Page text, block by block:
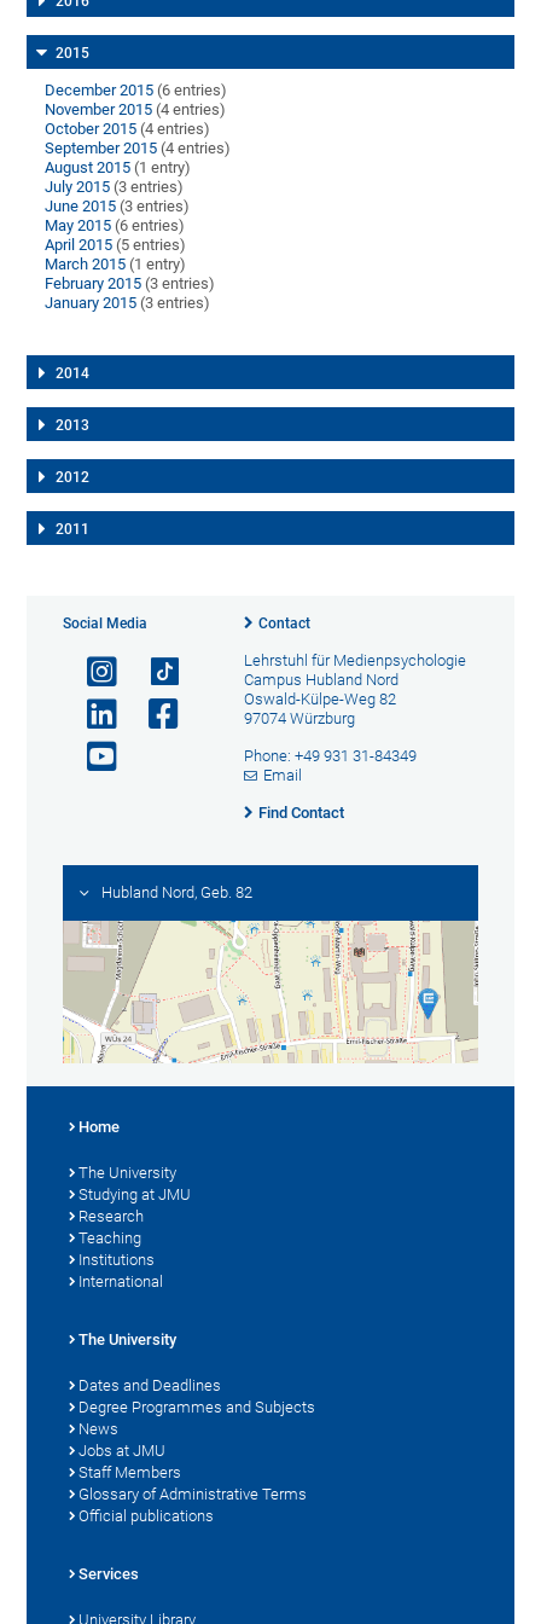
2015
December 2015 (6 entries)
November 2015 (4 entries)
October 2015 (4 entries)
September 2015 (4 entries)
August 2015 (1 entry)
July 2015 (3 entries)
June 2015 (3 entries)
May 2015 (6 entries)
April 2015 (5 entries)
March 2015 (1 entry)
February 2015 (3 entries)
January 2015 (3 entries)
2014
2013
2012
2011
Social Media Contact
Lehrstuhl für Medienpsychologie
Campus Hubland Nord
Oswald-Külpe-Weg 82
97074 Würzburg
Phone: +49 931 31-84349
Email
Find Contact
Hubland Nord, Geb. 82
Home
The University
Studying at JMU
Research
Teaching
Institutions
International
The University
Dates and Deadlines
Degree Programmes and Subjects
News
Jobs at JMU
Staff Members
Glossary of Administrative Terms
Official publications
Services
University Library